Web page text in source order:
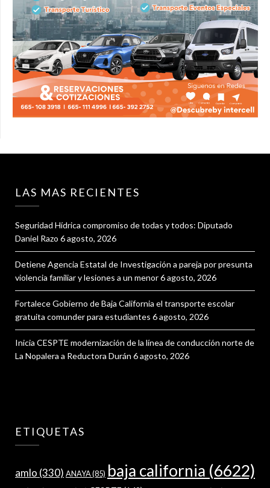
LAS MAS RECIENTES
Seguridad Hídrica compromiso de todas y todos: Diputado
Daniel Razo 6 agosto, 2026
Detiene Agencia Estatal de Investigación a pareja por presunta
violencia familiar y lesiones a un menor6 agosto, 2026
Fortalece Gobierno de Baja California el transporte escolar
gratuita comunder para estudiantes 6 agosto, 2026
Inicia CESPTE modernización de la línea de conducción norte de
La Nopalera a Reductora Durán 6 agosto, 2026
ETIQUETAS
amlo (330) ANAYA(85) baja california (6622)